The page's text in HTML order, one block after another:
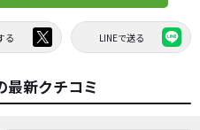
る LINEで送る
最新クチコミ